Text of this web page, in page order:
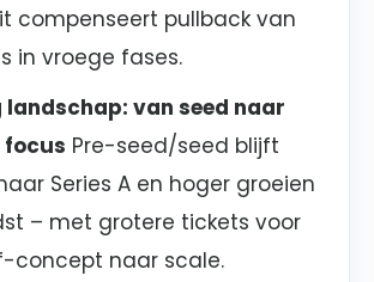
compenseert pullback van
in vroege fases.
landschap: van seed naar
focus Pre-seed/seed blijft
Series A en hoger groeien
– met grotere tickets voor
concept naar scale.